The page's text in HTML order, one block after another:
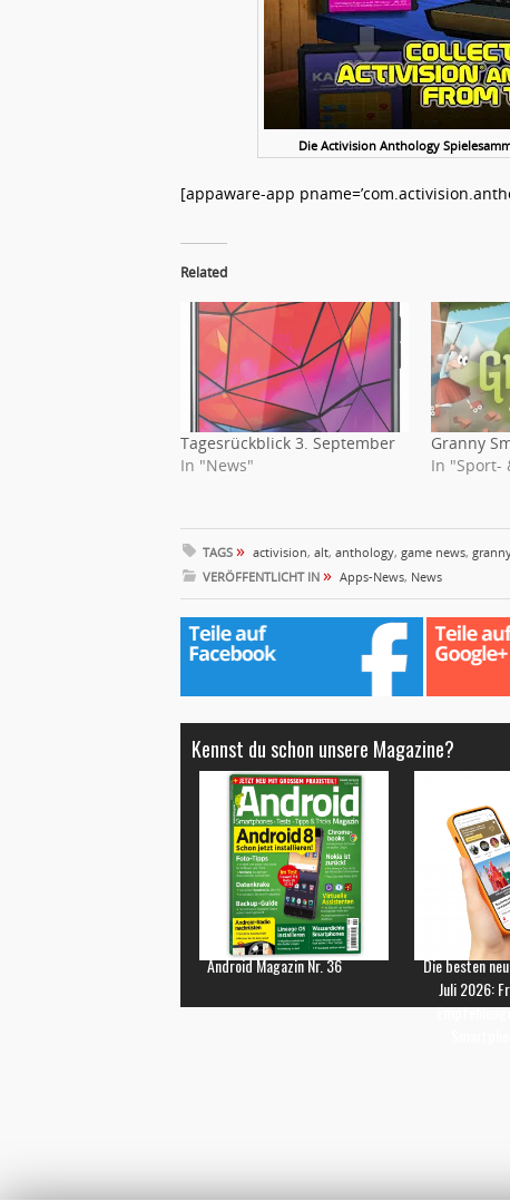
Die Activision Anthology
[appaware-app
Related
Tagesrückblick 3. September
In "News"
Granny
In "Sport-
TAGS » activision, alt, anthology, game news,
VERÖFFENTLICHT IN » Apps-News, News
Kennst du schon unsere Magazine?
Android Magazin Nr. 36
Die besten
Juli 2026: